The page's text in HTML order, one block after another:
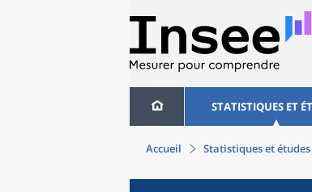
STATISTIQUES ET
Accueil Statistiques et études